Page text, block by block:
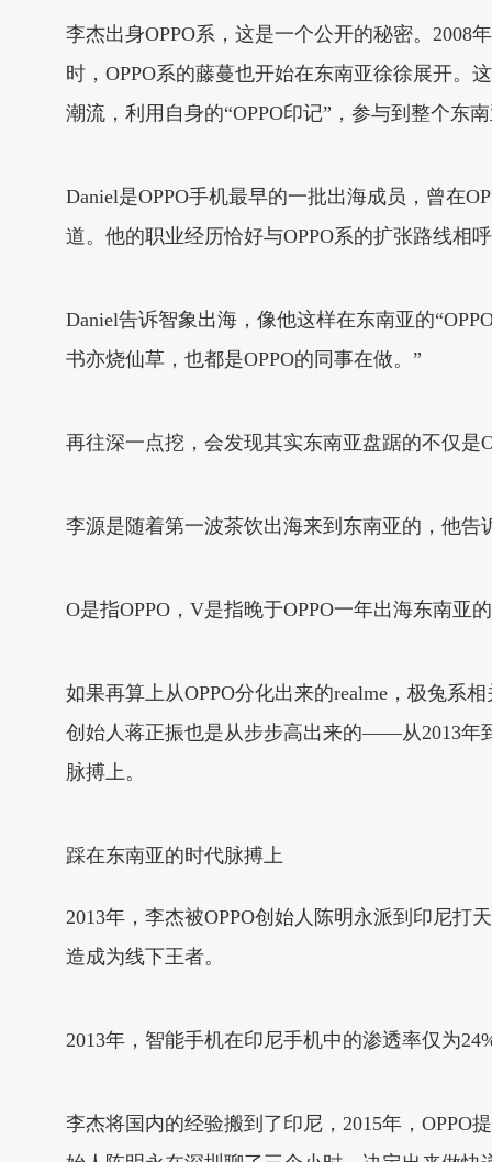
李杰出身OPPO系，这是一个公开的秘密。2008
时，OPPO系的藤蔓也开始在东南亚徐徐展开。
潮流，利用自身的“OPPO印记”，参与到整个东
Daniel是OPPO手机最早的一批出海成员，曾在
道。他的职业经历恰好与OPPO系的扩张路线相
Daniel告诉智象出海，像他这样在东南亚的
书亦烧仙草，也都是OPPO的同事在做。”
再往深一点挖，会发现其实东南亚盘踞的不仅是
李源是随着第一波茶饮出海来到东南亚的，他
O是指OPPO，V是指晚于OPPO一年出海东南亚
如果再算上从OPPO分化出来的realme，极兔系
创始人蒋正振也是从步步高出来的——从2013年
脉搏上。
踩在东南亚的时代脉搏上
2013年，李杰被OPPO创始人陈明永派到印尼打
造成为线下王者。
2013年，智能手机在印尼手机中的渗透率仅为
李杰将国内的经验搬到了印尼，2015年，OPPO